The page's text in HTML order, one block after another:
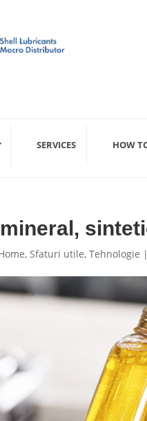
SERVICES HOW
,Sfaturi utile,Tehnologie |